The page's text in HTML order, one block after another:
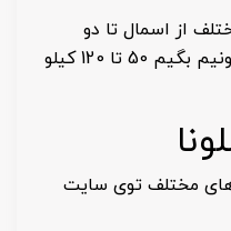
از اسمال تا دو
ایکس لارج دارن که حدودا میتونیم بگیم 50 تا 120 کیلو
مختلف توی سایت